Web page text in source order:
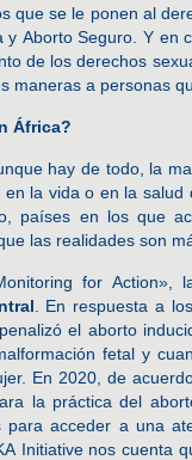
que se le ponen al
Aborto Seguro. Y en
de los derechos
maneras a personas
África?
hay de todo, la
la vida o en la
países en los que
las realidades son
for Action»,
. En respuesta a
el aborto
fetal y
En 2020, de
la práctica del
para acceder a una
Initiative nos cuenta